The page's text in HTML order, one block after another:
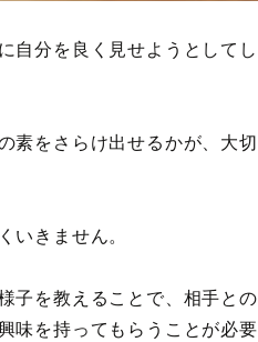
自分を良く見せようとしてし
素をさらけ出せるかが、大切
いきません。
子を教えることで、相手との
味を持ってもらうことが必要